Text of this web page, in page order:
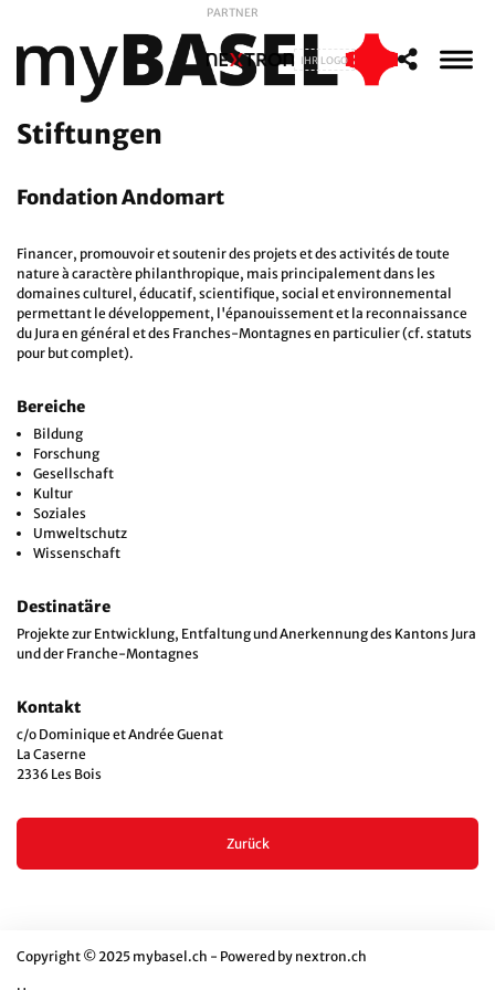
PARTNER
IHR LOGO
Stiftungen
Fondation Andomart
Financer, promouvoir et soutenir des projets et des activités de toute
nature à caractère philanthropique, mais principalement dans les
domaines culturel, éducatif, scientifique, social et environnemental
permettant le développement, l'épanouissement et la reconnaissance
du Jura en général et des Franches-Montagnes en particulier (cf. statuts
pour but complet).
Bereiche
Bildung
Forschung
Gesellschaft
Kultur
Soziales
Umweltschutz
Wissenschaft
Destinatäre
Projekte zur Entwicklung, Entfaltung und Anerkennung des Kantons Jura
und der Franche-Montagnes
Kontakt
c/o Dominique et Andrée Guenat
La Caserne
2336 Les Bois
Zurück
Copyright © 2025 mybasel.ch - Powered by nextron.ch